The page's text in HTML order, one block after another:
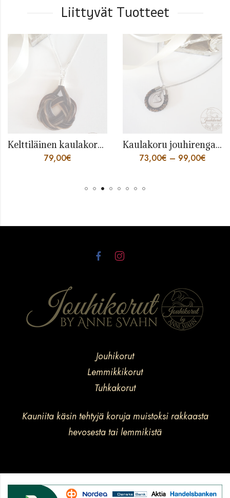
Liittyvät Tuotteet
Kelttiläinen kaulakoru hopeaosilla
79,00€
Kaulakoru jouhirengas ja sydänlaatta
73,00€ – 99,00€
Jouhikorut
Lemmikkikorut
Tuhkakorut
Kauniita käsin tehtyjä koruja muistoksi rakkaasta
hevosesta tai lemmikistä